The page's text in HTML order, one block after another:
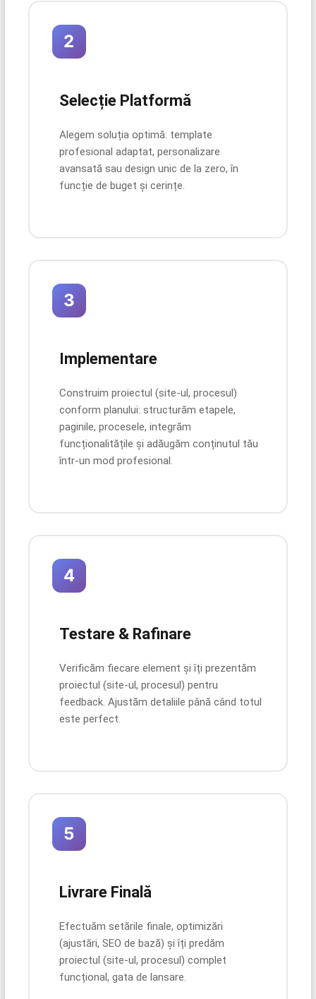
2
Selecție Platformă
Alegem soluția optimă: template
profesional adaptat, personalizare
avansată sau design unic de la zero, în
funcție de buget și cerințe.
3
Implementare
Construim proiectul (site-ul, procesul)
conform planului: structurăm etapele,
paginile, procesele, integrăm
funcționalitățile și adăugăm conținutul tău
într-un mod profesional.
4
Testare & Rafinare
Verificăm fiecare element și îți prezentăm
proiectul (site-ul, procesul) pentru
feedback. Ajustăm detaliile până când totul
este perfect.
5
Livrare Finală
Efectuăm setările finale, optimizări
(ajustări, SEO de bază) și îți predăm
proiectul (site-ul, procesul) complet
funcțional, gata de lansare.